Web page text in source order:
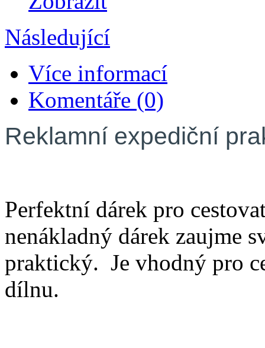
Následující
Více informací
Komentáře (0)
Reklamní expediční
Perfektní dárek pro
nenákladný dárek zaujme
praktický. Je vhodný pro
dílnu.